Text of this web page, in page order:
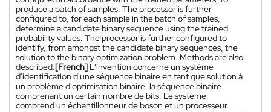
produce a batch of samples. The processor is further
configured to, for each sample in the batch of samples,
determine a candidate binary sequence using the trained
probability values. The processor is further configured to
identify, from amongst the candidate binary sequences, the
solution to the binary optimization problem. Methods are also
described.[French] L'invention concerne un système
d'identification d'une séquence binaire en tant que solution à
un problème d'optimisation binaire, la séquence binaire
comprenant un certain nombre de bits. Le système
comprend un échantillonneur de boson et un processeur.